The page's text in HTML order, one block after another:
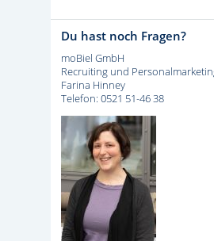
Du hast noch Fragen?
moBiel GmbH
Recruiting und
Farina Hinney
Telefon: 0521 51-46 38